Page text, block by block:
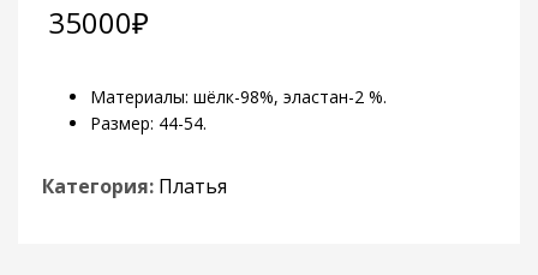
35000₽
Материалы: шёлк-98%, эластан-2 %.
Размер: 44-54.
Категория: Платья